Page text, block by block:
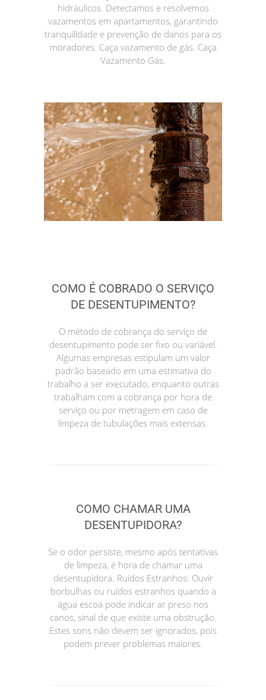
hidráulicos. Detectamos e resolvemos
vazamentos em apartamentos, garantindo
tranquilidade e prevenção de danos para os
moradores. Caça vazamento de gás. Caça
Vazamento Gás.
COMO É COBRADO O SERVIÇO
DE DESENTUPIMENTO?
O método de cobrança do serviço de
desentupimento pode ser fixo ou variável.
Algumas empresas estipulam um valor
padrão baseado em uma estimativa do
trabalho a ser executado, enquanto outras
trabalham com a cobrança por hora de
serviço ou por metragem em caso de
limpeza de tubulações mais extensas.
COMO CHAMAR UMA
DESENTUPIDORA?
Se o odor persiste, mesmo após tentativas
de limpeza, é hora de chamar uma
desentupidora. Ruídos Estranhos: Ouvir
borbulhas ou ruídos estranhos quando a
água escoa pode indicar ar preso nos
canos, sinal de que existe uma obstrução.
Estes sons não devem ser ignorados, pois
podem prever problemas maiores.